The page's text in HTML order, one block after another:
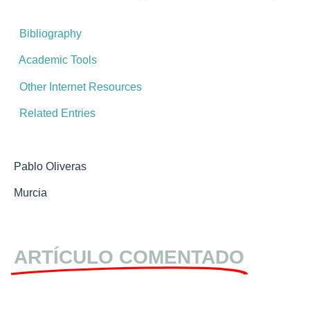
Bibliography
Academic Tools
Other Internet Resources
Related Entries
Pablo Oliveras
Murcia
ARTÍCULO COMENTADO